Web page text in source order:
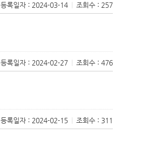
등록일자 : 2024-03-14 조회수 : 257
등록일자 : 2024-02-27 조회수 : 476
등록일자 : 2024-02-15 조회수 : 311